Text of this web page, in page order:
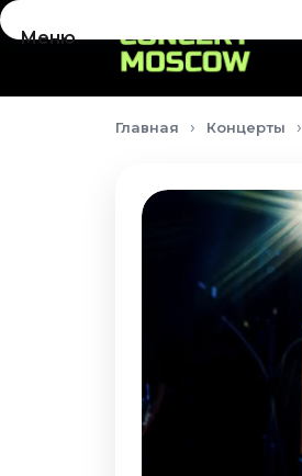
Меню
Концерты
Август 2026
Сентябрь 2026
Главная Концерты